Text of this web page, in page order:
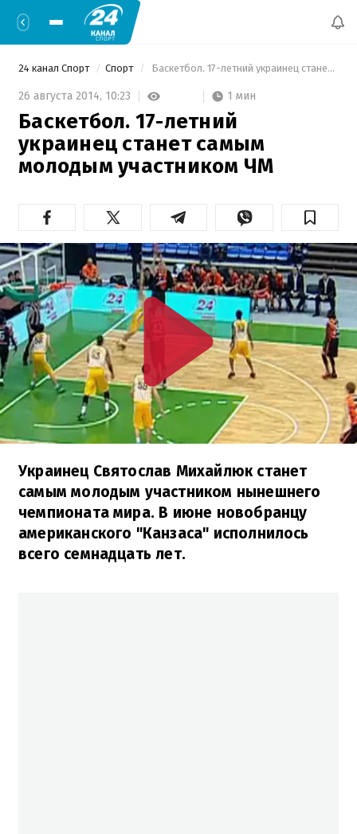
24 канал Спорт Спорт Баскетбол. 17-летний украинец станет самым молодым участником ЧМ
26 августа 2014, 10:23 1 мин
Баскетбол. 17-летний
украинец станет самым
молодым участником ЧМ
Украинец Святослав Михайлюк станет
самым молодым участником нынешнего
чемпионата мира. В июне новобранцу
американского "​​Канзаса" исполнилось
всего семнадцать лет.